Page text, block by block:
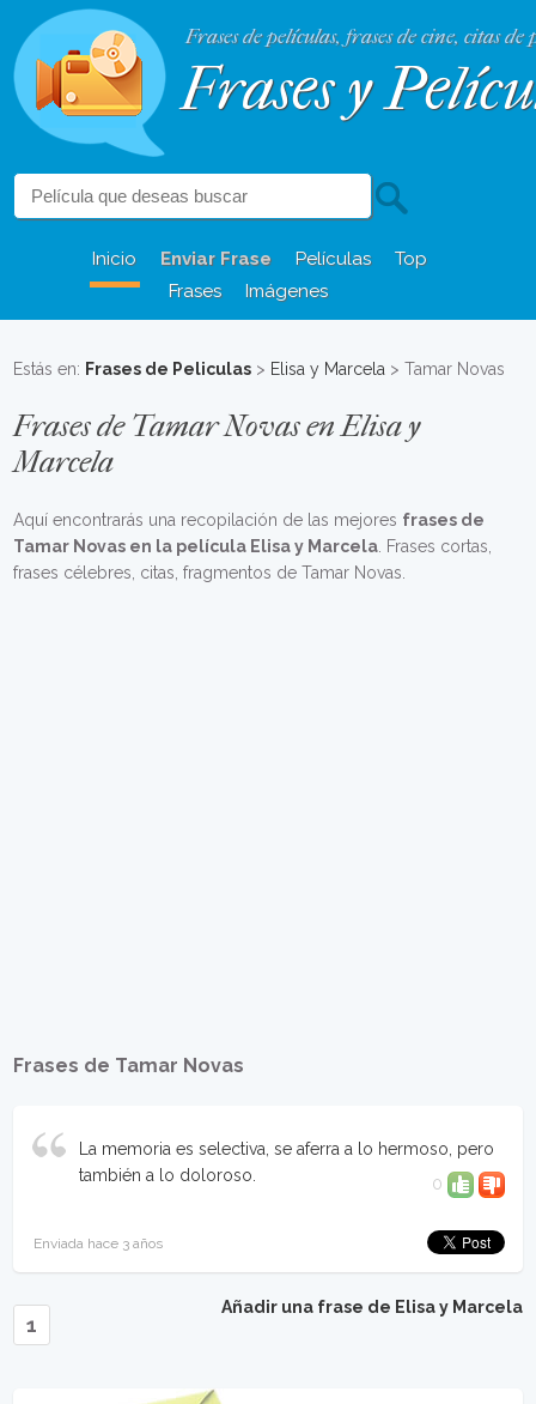
Frases de películas, frases de cine, citas de
Frases y
Inicio Enviar Frase Películas
Top
Frases
Imágenes
Estás en: Frases de Peliculas > Elisa y Marcela > Tamar Novas
Frases de Tamar Novas en Elisa y
Marcela
Aquí encontrarás una recopilación de las mejores frases de
Tamar Novas en la película Elisa y Marcela . Frases cortas,
frases célebres, citas, fragmentos de Tamar Novas.
Frases de Tamar Novas
La memoria es selectiva, se aferra a lo hermoso, pero
también a lo doloroso.
0
Enviada hace 3 años
Añadir una frase de Elisa y Marcela
1